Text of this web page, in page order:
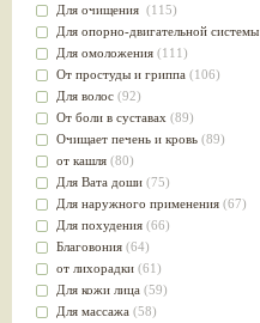
Для очищения (115)
Для опорно-двигательной системы
Для омоложения (111)
От простуды и гриппа (106)
Для волос (92)
От боли в суставах (89)
Очищает печень и кровь (89)
от кашля (80)
Для Вата доши (75)
Для наружного применения (67)
Для похудения (66)
Благовония (64)
от лихорадки (61)
Для кожи лица (59)
Для массажа (58)